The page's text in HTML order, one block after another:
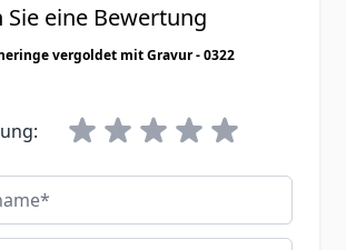
Sie eine Bewertung
vergoldet mit Gravur - 0322